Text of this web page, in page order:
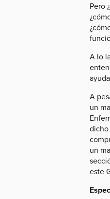
Pero
A lo
A
un
dicho
un
este